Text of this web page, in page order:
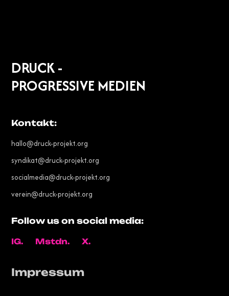
DRUCK -
PROGRESSIVE MEDIEN
Kontakt:
hallo@druck-projekt.org
syndikat@druck-projekt.org
socialmedia@druck-projekt.org
verein@druck-projekt.org
Follow us on social media:
IG. Mstdn. X.
Impressum